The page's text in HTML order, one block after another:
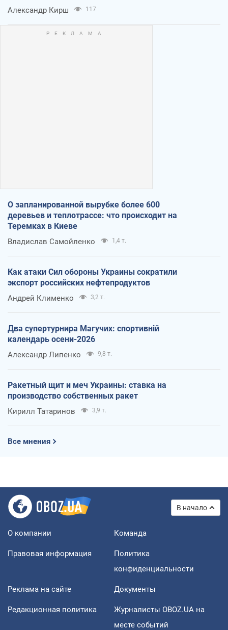
Александр Кирш 117
О запланированной вырубке более 600
деревьев и теплотрассе: что происходит на
Теремках в Киеве
Владислав Самойленко 1,4 т.
Как атаки Сил обороны Украины сократили
экспорт российских нефтепродуктов
Андрей Клименко 3,2 т.
Два супертурнира Магучих: спортивній
календарь осени-2026
Александр Липенко 9,8 т.
Ракетный щит и меч Украины: ставка на
производство собственных ракет
Кирилл Татаринов 3,9 т.
Все мнения
В начало
О компании Команда
Правовая информация
Политика
конфиденциальности
Реклама на сайте Документы
Редакционная политика
Журналисты OBOZ.UA на
месте событий